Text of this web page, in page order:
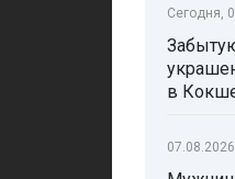
Сегодня,
в